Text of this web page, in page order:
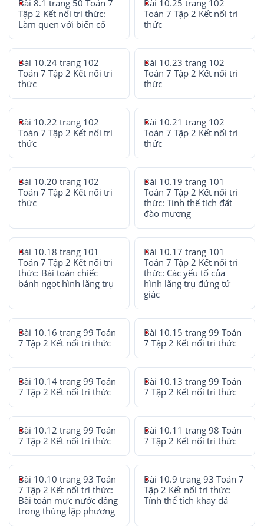
Bài 8.1 trang 50 Toán 7
Tập 2 Kết nối tri thức:
Làm quen với biến cố
Bài 10.25 trang 102
Toán 7 Tập 2 Kết nối tri
thức
Bài 10.24 trang 102
Toán 7 Tập 2 Kết nối tri
thức
Bài 10.23 trang 102
Toán 7 Tập 2 Kết nối tri
thức
Bài 10.22 trang 102
Toán 7 Tập 2 Kết nối tri
thức
Bài 10.21 trang 102
Toán 7 Tập 2 Kết nối tri
thức
Bài 10.20 trang 102
Toán 7 Tập 2 Kết nối tri
thức
Bài 10.19 trang 101
Toán 7 Tập 2 Kết nối tri
thức: Tính thể tích đất
đào mương
Bài 10.18 trang 101
Toán 7 Tập 2 Kết nối tri
thức: Bài toán chiếc
bánh ngọt hình lăng trụ
Bài 10.17 trang 101
Toán 7 Tập 2 Kết nối tri
thức: Các yếu tố của
hình lăng trụ đứng tứ
giác
Bài 10.16 trang 99 Toán
7 Tập 2 Kết nối tri thức
Bài 10.15 trang 99 Toán
7 Tập 2 Kết nối tri thức
Bài 10.14 trang 99 Toán
7 Tập 2 Kết nối tri thức
Bài 10.13 trang 99 Toán
7 Tập 2 Kết nối tri thức
Bài 10.12 trang 99 Toán
7 Tập 2 Kết nối tri thức
Bài 10.11 trang 98 Toán
7 Tập 2 Kết nối tri thức
Bài 10.10 trang 93 Toán
7 Tập 2 Kết nối tri thức:
Bài toán mực nước dâng
trong thùng lập phương
Bài 10.9 trang 93 Toán 7
Tập 2 Kết nối tri thức:
Tính thể tích khay đá